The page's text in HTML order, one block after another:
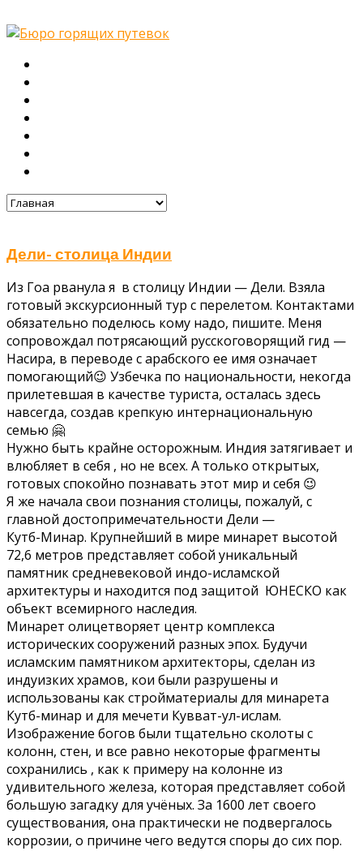
Дели- столица Индии
Из Гоа рванула я в столицу Индии — Дели. Взяла
готовый экскурсионный тур с перелетом. Контактами
обязательно поделюсь кому надо, пишите. Меня
сопровождал потрясающий русскоговорящий гид —
Насира, в переводе с арабского ее имя означает
помогающий😉 Узбечка по национальности, некогда
прилетевшая в качестве туриста, осталась здесь
навсегда, создав крепкую интернациональную
семью 🤗
Нужно быть крайне осторожным. Индия затягивает и
влюбляет в себя , но не всех. А только открытых,
готовых спокойно познавать этот мир и себя 😉
Я же начала свои познания столицы, пожалуй, с
главной достопримечательности Дели —
Кутб-Минар. Крупнейший в мире минарет высотой
72,6 метров представляет собой уникальный
памятник средневековой индо-исламской
архитектуры и находится под защитой ЮНЕСКО как
объект всемирного наследия.
Минарет олицетворяет центр комплекса
исторических сооружений разных эпох. Будучи
исламским памятником архитекторы, сделан из
индуизких храмов, кои были разрушены и
использованы как стройматериалы для минарета
Кутб-минар и для мечети Кувват-ул-ислам.
Изображение богов были тщательно сколоты с
колонн, стен, и все равно некоторые фрагменты
сохранились , как к примеру на колонне из
удивительного железа, которая представляет собой
большую загадку для учёных. За 1600 лет своего
существования, она практически не подвергалось
коррозии, о причине чего ведутся споры до сих пор.